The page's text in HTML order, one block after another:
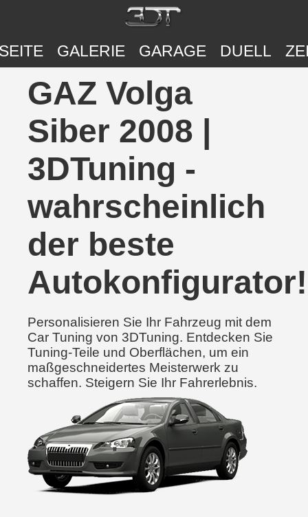
GALERIE GARAGE DUELL
GAZ Volga
Siber 2008 |
3DTuning -
wahrscheinlich
der beste
Autokonfigurator!
Personalisieren Sie Ihr Fahrzeug mit dem
Car Tuning von 3DTuning. Entdecken Sie
Tuning-Teile und Oberflächen, um ein
maßgeschneidertes Meisterwerk zu
schaffen. Steigern Sie Ihr Fahrerlebnis.